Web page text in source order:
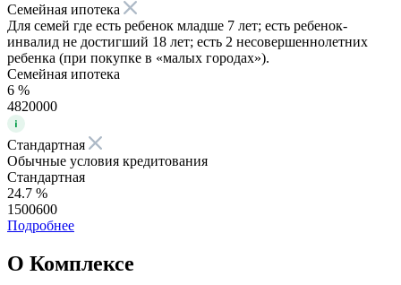
Семейная ипотека
Для семей где есть ребенок младше 7 лет; есть ребенок-
инвалид не достигший 18 лет; есть 2 несовершеннолетних
ребенка (при покупке в «малых городах»).
Семейная ипотека
6 %
4820000
Стандартная
Обычные условия кредитования
Стандартная
24.7 %
1500600
Подробнее
О Комплексе